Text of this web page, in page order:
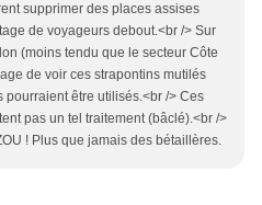
supprimer des places assises
de voyageurs debout.<br /> Sur
(moins tendu que le secteur Côte
de voir ces strapontins mutilés
pourraient être utilisés.<br /> Ces
pas un tel traitement (bâclé).<br />
! Plus que jamais des bétaillères.